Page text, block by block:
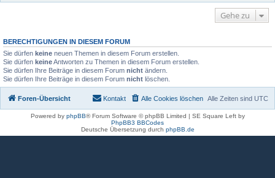
Gehe zu
BERECHTIGUNGEN IN DIESEM FORUM
Sie dürfen keine neuen Themen in diesem Forum erstellen.
Sie dürfen keineAntworten zu Themen in diesem Forum erstellen.
Sie dürfen Ihre Beiträge in diesem Forum nicht ändern.
Sie dürfen Ihre Beiträge in diesem Forum nicht löschen.
Foren-Übersicht Alle Zeiten sind UTC
Alle Cookies löschen
Kontakt
Powered by phpBB® Forum Software © phpBB Limited | SE Square Left by
PhpBB3 BBCodes
Deutsche Übersetzung durch phpBB.de